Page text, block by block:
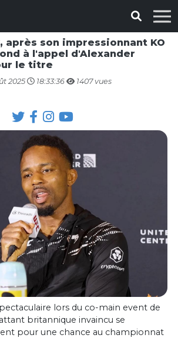
après son impressionnant KO
à l'appel d'Alexander
le titre
2025 18:33:36
1407 vues
lors du co-main event de
britannique invaincu se
pour une chance au championnat